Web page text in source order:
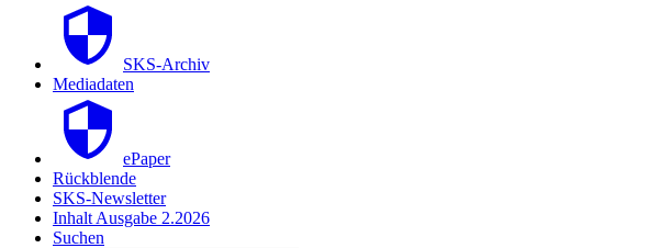
SKS-Archiv
Mediadaten
ePaper
Rückblende
SKS-Newsletter
Inhalt Ausgabe 2.2026
Suchen